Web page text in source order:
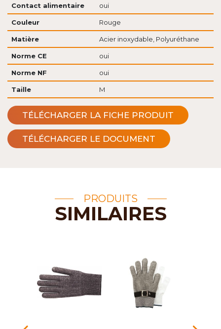
Contact alimentaire oui
Couleur Rouge
Matière Acier inoxydable, Polyuréthane
Norme CE oui
Norme NF oui
Taille M
TÉLÉCHARGER LA FICHE PRODUIT
TÉLÉCHARGER LE DOCUMENT
PRODUITS
SIMILAIRES